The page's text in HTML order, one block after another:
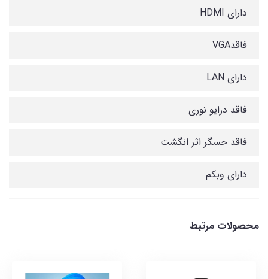
دارای HDMI
فاقدVGA
دارای LAN
فاقد درایو نوری
فاقد حسگر اثر انگشت
دارای وبکم
محصولات مرتبط